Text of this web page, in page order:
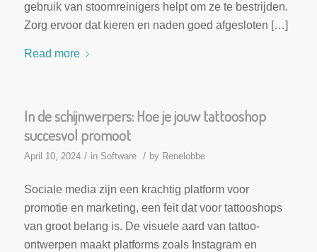
gebruik van stoomreinigers helpt om ze te bestrijden.
Zorg ervoor dat kieren en naden goed afgesloten […]
Read more
In de schijnwerpers: Hoe je jouw tattooshop
succesvol promoot
April 10, 2024 / in Software / by Renelobbe
Sociale media zijn een krachtig platform voor
promotie en marketing, een feit dat voor tattooshops
van groot belang is. De visuele aard van tattoo-
ontwerpen maakt platforms zoals Instagram en